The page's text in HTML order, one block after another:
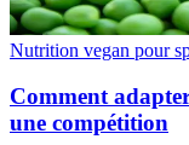
Nutrition vegan pour
Comment
une compétition